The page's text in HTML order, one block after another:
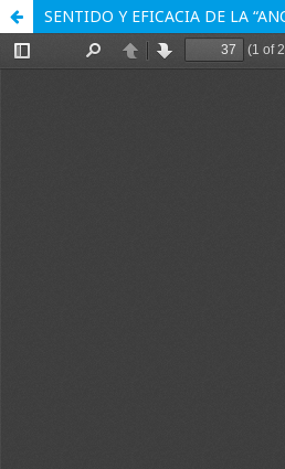
SENTIDO Y EFICACIA DE LA